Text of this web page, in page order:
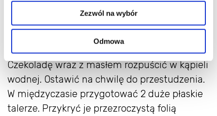
Zezwól na wybór
Odmowa
25g płatków migdałowych
Śliwki zalać wrzącą wodą i odstawić na około
15-25 minut. Następnie dokładnie je osuszyć.
Czekoladę wraz z masłem rozpuścić w kąpieli
wodnej. Ostawić na chwilę do przestudzenia.
W międzyczasie przygotować 2 duże płaskie
talerze. Przykryć je przezroczystą folią